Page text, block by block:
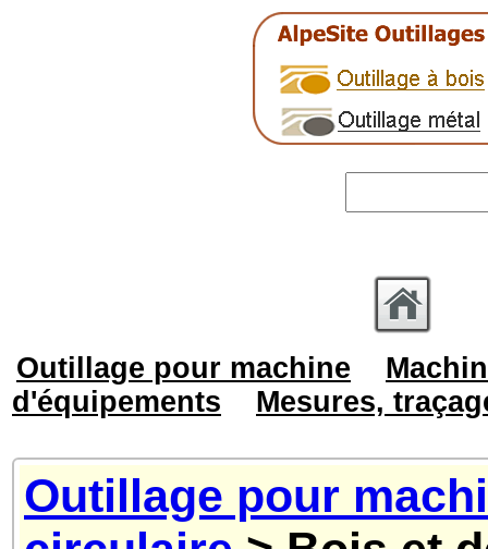
Outillage pour machine
d'équipements
Mesures,
Outillage pour